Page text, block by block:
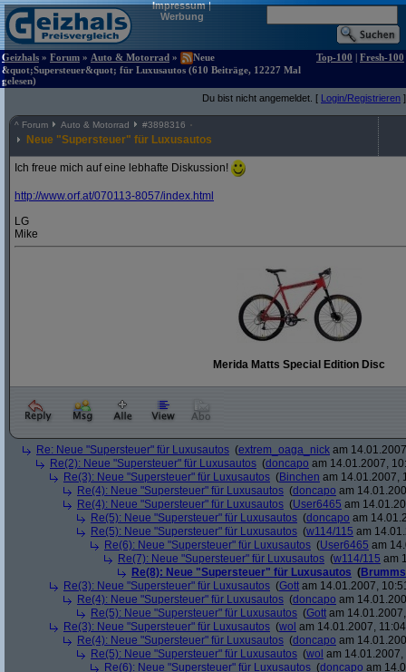
Impressum|
Werbung
Geizhals » Forum » Auto & Motorrad »
Neue
&quot;Supersteuer&quot; für Luxusautos (610 Beiträge, 12227 Mal
gelesen)
Top-100 | Fresh-100
Du bist nicht angemeldet. [ Login/Registrieren ]
^ Forum Auto & Motorrad #3898316
Neue "Supersteuer" für Luxusautos
Ich freue mich auf eine lebhafte Diskussion!
http://www.orf.at/070113-8057/index.html
LG
Mike
Merida Matts Special Edition Disc
Re: Neue "Supersteuer" für Luxusautos (extrem_oaga_nick am
Re(2): Neue "Supersteuer" für Luxusautos (doncapo am 14.01.2007,
Re(3): Neue "Supersteuer" für Luxusautos (Binchen am 14.01.2007,
Re(4): Neue "Supersteuer" für Luxusautos (doncapo am
Re(4): Neue "Supersteuer" für Luxusautos (User6465 am
Re(5): Neue "Supersteuer" für Luxusautos (doncapo am
Re(5): Neue "Supersteuer" für Luxusautos (w114/115 am
Re(6): Neue "Supersteuer" für Luxusautos (User6465 am
Re(7): Neue "Supersteuer" für Luxusautos (w114/115 am
Re(8): Neue "Supersteuer" für Luxusautos (
Re(3): Neue "Supersteuer" für Luxusautos (Gott am 14.01.2007,
Re(4): Neue "Supersteuer" für Luxusautos (doncapo am
Re(5): Neue "Supersteuer" für Luxusautos (Gott am
Re(3): Neue "Supersteuer" für Luxusautos (wol am 14.01.2007,
Re(4): Neue "Supersteuer" für Luxusautos (doncapo am
Re(5): Neue "Supersteuer" für Luxusautos (wol am 14.01.2007,
Re(6): Neue "Supersteuer" für Luxusautos (doncapo am